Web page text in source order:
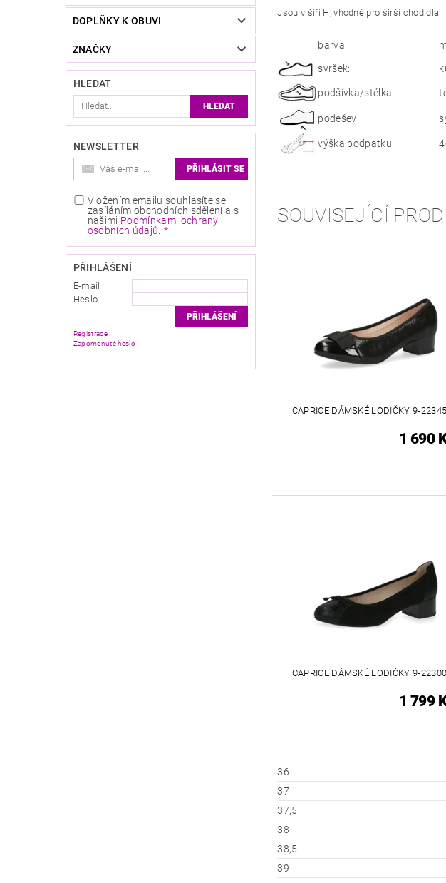
DOPLŇKY K OBUVI
ZNAČKY
HLEDAT
NEWSLETTER
Vložením emailu souhlasíte se
zasíláním obchodních sdělení a s
našimi Podmínkami ochrany
osobních údajů
PŘIHLÁŠENÍ
E-mail
Heslo
Registrace
Zapomenuté heslo
Jsou v šíři H, vhodné pro širší chodidla.
barva:
svršek:
podšívka/stélka:
podešev:
výška podpatku:
SOUVISEJÍCÍ
CAPRICE DÁMSKÉ LODIČKY 9-
1 690
CAPRICE DÁMSKÉ LODIČKY 9-
1 799
36
37
37,5
38
38,5
39